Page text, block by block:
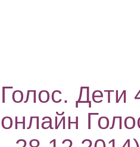
Голос. Дети
онлайн